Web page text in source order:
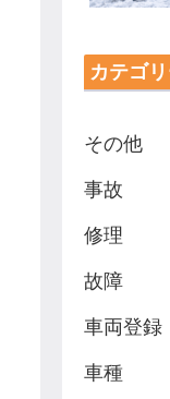
カテゴ
その他
事故
修理
故障
車両登録
車種